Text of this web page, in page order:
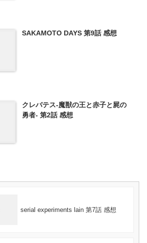
SAKAMOTO DAYS 第9話 感想
クレバテス-魔獣の王と赤子と屍の
勇者- 第2話 感想
serial experiments lain 第7話 感想